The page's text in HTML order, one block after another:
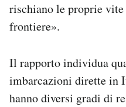
rischiano le proprie vite
frontiere».
Il rapporto individua
imbarcazioni dirette in
hanno diversi gradi di